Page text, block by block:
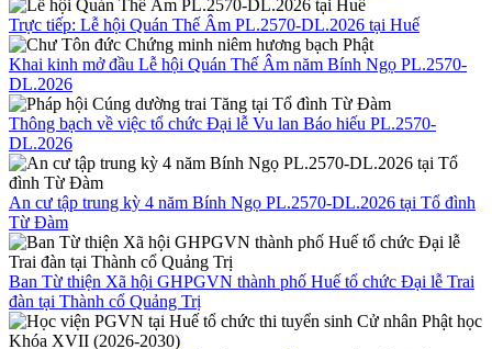
Trực tiếp: Lễ hội Quán Thế Âm PL.2570-DL.2026 tại Huế
Khai kinh mở đầu Lễ hội Quán Thế Âm năm Bính Ngọ PL.2570-
DL.2026
Thông bạch về việc tổ chức Đại lễ Vu lan Báo hiếu PL.2570-
DL.2026
An cư tập trung kỳ 4 năm Bính Ngọ PL.2570-DL.2026 tại Tổ đình
Từ Đàm
Ban Từ thiện Xã hội GHPGVN thành phố Huế tổ chức Đại lễ Trai
đàn tại Thành cổ Quảng Trị